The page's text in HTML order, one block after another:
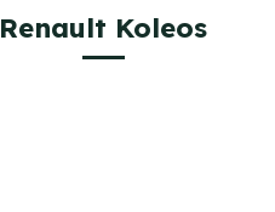
Renault Koleos